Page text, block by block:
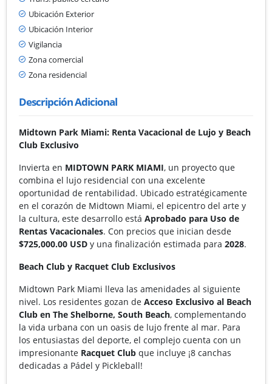
Ubicación Exterior
Ubicación Interior
Vigilancia
Zona comercial
Zona residencial
Descripción Adicional
Midtown Park Miami: Renta Vacacional de Lujo y Beach
Club Exclusivo
Invierta en MIDTOWN PARK MIAMI, un proyecto que
combina el lujo residencial con una excelente
oportunidad de rentabilidad. Ubicado estratégicamente
en el corazón de Midtown Miami, el epicentro del arte y
la cultura, este desarrollo está Aprobado para Uso de
Rentas Vacacionales. Con precios que inician desde
$725,000.00 USD y una finalización estimada para 2028.
Beach Club y Racquet Club Exclusivos
Midtown Park Miami lleva las amenidades al siguiente
nivel. Los residentes gozan de Acceso Exclusivo al Beach
Club en The Shelborne, South Beach, complementando
la vida urbana con un oasis de lujo frente al mar. Para
los entusiastas del deporte, el complejo cuenta con un
impresionante Racquet Club que incluye ¡8 canchas
dedicadas a Pádel y Pickleball!